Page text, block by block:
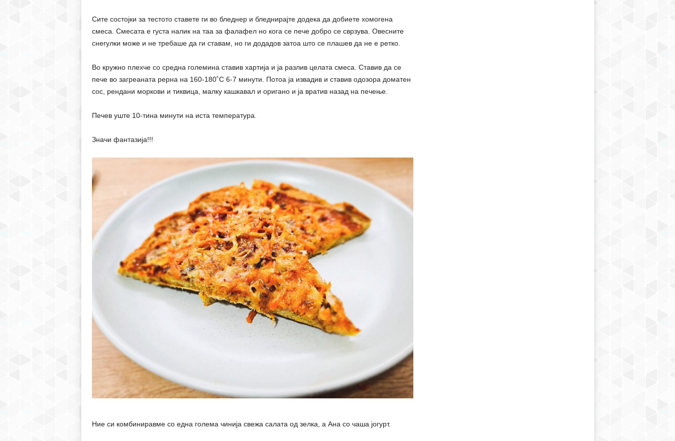
Сите состојки за тестото ставете ги во бледнер и бледнирајте додека да добиете хомогена
смеса. Смесата е густа налик на таа за фалафел но кога се пече добро се сврзува. Овесните
снегулки може и не требаше да ги ставам, но ги додадов затоа што се плашев да не е ретко.
Во кружно плехче со средна големина ставив хартија и ја разлив целата смеса. Ставив да се
пече во загреаната рерна на 160-180˚С 6-7 минути. Потоа ја извадив и ставив одозора доматен
сос, рендани моркови и тиквица, малку кашкавал и оригано и ја вратив назад на печење.
Печев уште 10-тина минути на иста температура.
Значи фантазија!!!
Ние си комбиниравме со една голема чинија свежа салата од зелка, а Ана со чаша јогурт.